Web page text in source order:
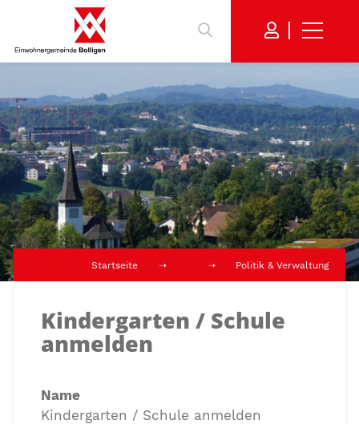
Startseite Politik & Verwaltung
Kindergarten / Schule
anmelden
Name
Kindergarten / Schule anmelden